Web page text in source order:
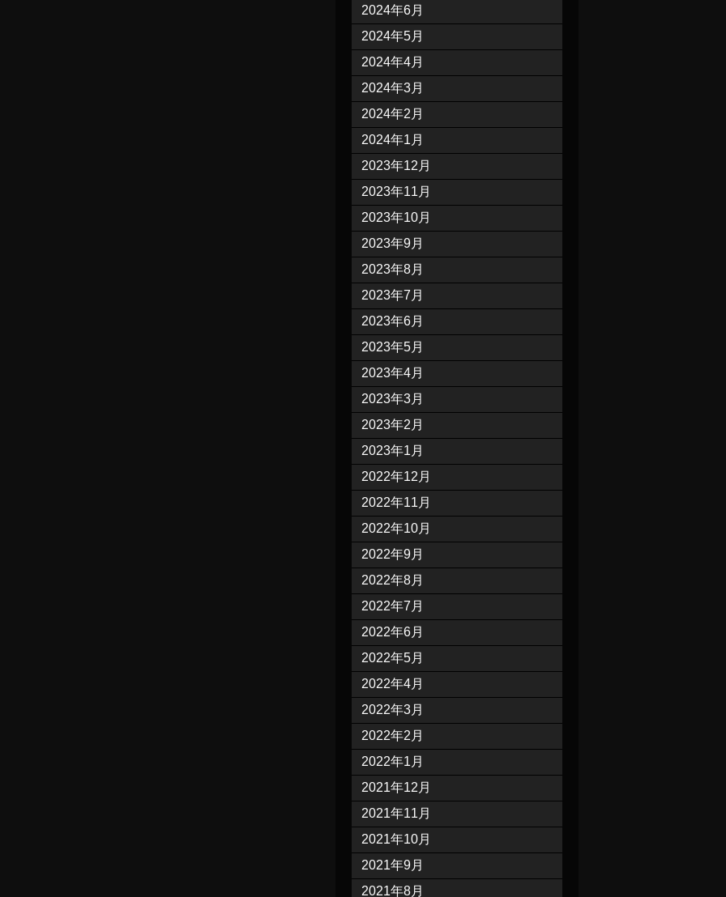
2024年6月
2024年5月
2024年4月
2024年3月
2024年2月
2024年1月
2023年12月
2023年11月
2023年10月
2023年9月
2023年8月
2023年7月
2023年6月
2023年5月
2023年4月
2023年3月
2023年2月
2023年1月
2022年12月
2022年11月
2022年10月
2022年9月
2022年8月
2022年7月
2022年6月
2022年5月
2022年4月
2022年3月
2022年2月
2022年1月
2021年12月
2021年11月
2021年10月
2021年9月
2021年8月